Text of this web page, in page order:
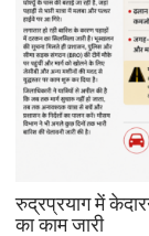
रुद्रप्रयाग में
का काम जारी